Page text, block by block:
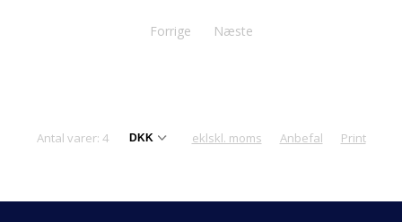
Forrige Næste
Antal varer: 4 eklskl. moms Anbefal Print